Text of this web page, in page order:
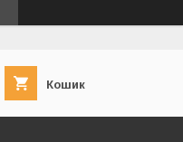
Кошик